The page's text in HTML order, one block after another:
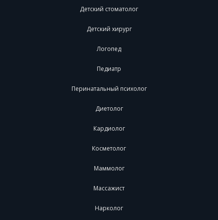
Детский стоматолог
Детский хирург
Логопед
Педиатр
Перинатальный психолог
Диетолог
Кардиолог
Косметолог
Маммолог
Массажист
Нарколог